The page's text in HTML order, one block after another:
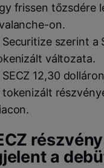
frissen tőzsdére
on.
Securitize szerint a
változata.
SECZ 12,30
tokenizált
a